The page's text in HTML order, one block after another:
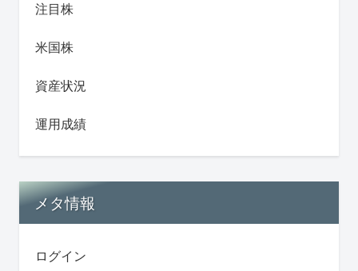
注目株
米国株
資産状況
運用成績
メタ情報
ログイン